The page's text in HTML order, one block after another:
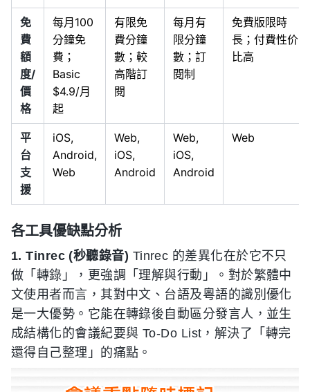
免
費
額
度/
價
格
每月100
分鐘免
費；
Basic
$4.9/月
起
有限免
費分鐘
數；較
高階訂
閱
每月有
限分鐘
數；訂
閱制
免費版限時
長；付費性价
比高
平
台
支
援
iOS,
Android,
Web
Web,
iOS,
Android
Web,
iOS,
Android
Web
各工具優缺點分析
1. Tinrec (秒聽錄音) Tinrec 的差異化在於它不只
做「轉錄」，更強調「理解與行動」。對於繁體中
文使用者而言，其對中文、台語及粵語的識別優化
是一大優勢。它能在轉錄後自動區分發言人，並生
成結構化的會議紀要與 To-Do List，解決了「轉完
還得自己整理」的痛點。